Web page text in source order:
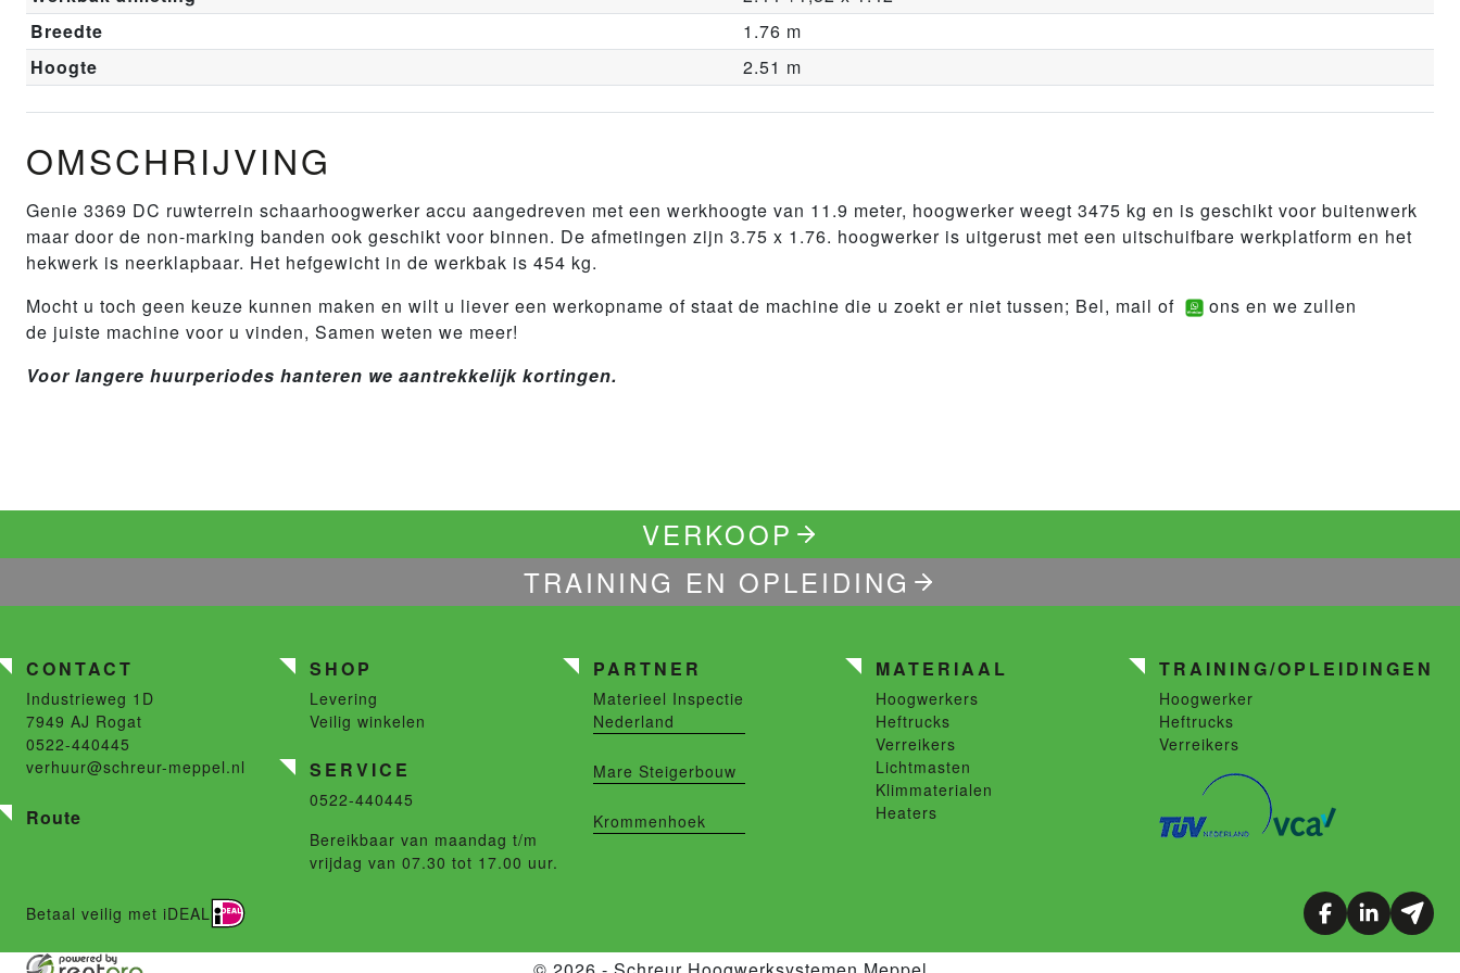
Breedte
1.76 m
Hoogte
2.51 m
OMSCHRIJVING
Genie 3369 DC ruwterrein schaarhoogwerker accu aangedreven met een werkhoogte van 11.9 meter, hoogwerker weegt 3475 kg en is geschikt voor buitenwerk
maar door de non-marking banden ook geschikt voor binnen. De afmetingen zijn 3.75 x 1.76. hoogwerker is uitgerust met een uitschuifbare werkplatform en het
hekwerk is neerklapbaar. Het hefgewicht in de werkbak is 454 kg.
Mocht u toch geen keuze kunnen maken en wilt u liever een werkopname of staat de machine die u zoekt er niet tussen; Bel, mail of
ons en we zullen
de juiste machine voor u vinden, Samen weten we meer!
Voor langere huurperiodes hanteren we aantrekkelijk kortingen.
VERKOOP
TRAINING EN OPLEIDING
Betaal veilig met iDEAL
CONTACT
Industrieweg 1D
7949 AJ Rogat
0522-440445
verhuur@schreur-meppel.nl
Route
MATERIAAL
Hoogwerkers
Heftrucks
Verreikers
Lichtmasten
Klimmaterialen
Heaters
SHOP
Levering
Veilig winkelen
SERVICE
0522-440445
Bereikbaar van maandag t/m
vrijdag van 07.30 tot 17.00 uur.
PARTNER
Materieel Inspectie
Nederland
Mare Steigerbouw
Krommenhoek
TRAINING/OPLEIDINGEN
Hoogwerker
Heftrucks
Verreikers